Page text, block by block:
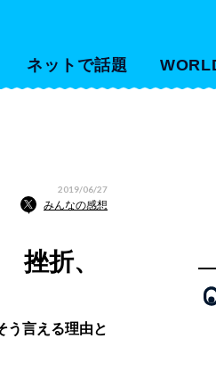
ネットで話題
2019/06/27
みんなの感想
挫折、
う言える理由と